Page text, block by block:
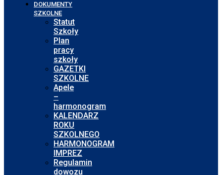
DOKUMENTY
SZKOLNE
Statut
Szkoły
Plan
pracy
szkoły
GAZETKI
SZKOLNE
Apele
–
harmonogram
KALENDARZ
ROKU
SZKOLNEGO
HARMONOGRAM
IMPREZ
Regulamin
dowozu